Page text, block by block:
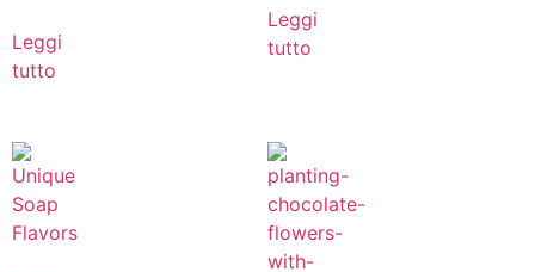
Leggi
tutto
Leggi
tutto